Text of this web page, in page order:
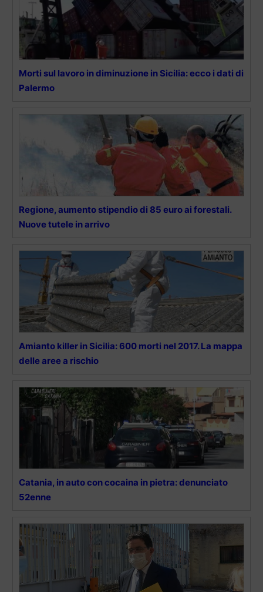
Morti sul lavoro in diminuzione in Sicilia: ecco i dati di
Palermo
Regione, aumento stipendio di 85 euro ai forestali.
Nuove tutele in arrivo
Amianto killer in Sicilia: 600 morti nel 2017. La mappa
delle aree a rischio
Catania, in auto con cocaina in pietra: denunciato
52enne